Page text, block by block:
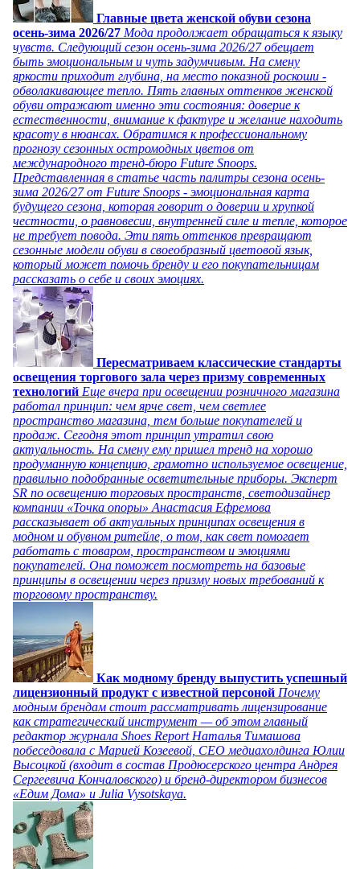
Главные цвета женской обуви сезона
осень-зима 2026/27 Мода продолжает обращаться к языку
чувств. Следующий сезон осень-зима 2026/27 обещает
быть эмоциональным и чуть задумчивым. На смену
яркости приходит глубина, на место показной роскоши -
обволакивающее тепло. Пять главных оттенков женской
обуви отражают именно эти состояния: доверие к
естественности, внимание к фактуре и желание находить
красоту в нюансах. Обратимся к профессиональному
прогнозу сезонных остромодных цветов от
международного тренд-бюро Future Snoops.
Представленная в статье часть палитры сезона осень-
зима 2026/27 от Future Snoops - эмоциональная карта
будущего сезона, которая говорит о доверии и хрупкой
честности, о равновесии, внутренней силе и тепле, которое
не требует повода. Эти пять оттенков превращают
сезонные модели обуви в своеобразный цветовой язык,
который может помочь бренду и его покупательницам
рассказать о себе и своих эмоциях.
Пересматриваем классические стандарты
освещения торгового зала через призму современных
технологий Еще вчера при освещении розничного магазина
работал принцип: чем ярче свет, чем светлее
пространство магазина, тем больше покупателей и
продаж. Сегодня этот принцип утратил свою
актуальность. На смену ему пришел тренд на хорошо
продуманную концепцию, грамотно используемое освещение,
правильно подобранные осветительные приборы. Эксперт
SR по освещению торговых пространств, светодизайнер
компании «Точка опоры» Анастасия Ефремова
рассказывает об актуальных принципах освещения в
модном и обувном ритейле, о том, как свет помогает
работать с товаром, пространством и эмоциями
покупателей. Она поможет посмотреть на базовые
принципы в освещении через призму новых требований к
торговому пространству.
Как модному бренду выпустить успешный
лицензионный продукт с известной персоной Почему
модным брендам стоит рассматривать лицензирование
как стратегический инструмент — об этом главный
редактор журнала Shoes Report Наталья Тимашова
побеседовала с Марией Козеевой, СЕО медиахолдинга Юлии
Высоцкой (входит в состав Продюсерского центра Андрея
Сергеевича Кончаловского) и бренд-директором бизнесов
«Едим Дома» и Julia Vysotskaya.